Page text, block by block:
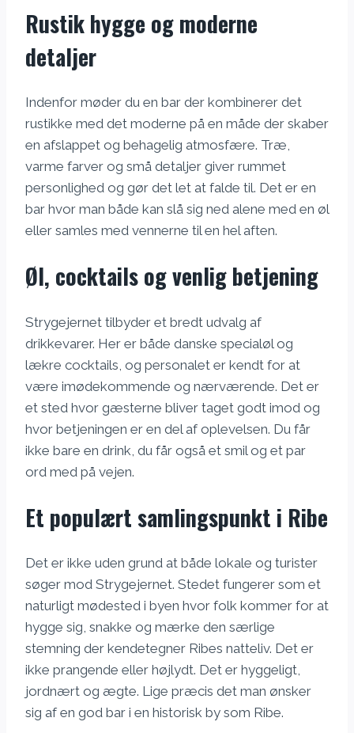
Rustik hygge og moderne
detaljer
Indenfor møder du en bar der kombinerer det
rustikke med det moderne på en måde der skaber
en afslappet og behagelig atmosfære. Træ,
varme farver og små detaljer giver rummet
personlighed og gør det let at falde til. Det er en
bar hvor man både kan slå sig ned alene med en øl
eller samles med vennerne til en hel aften.
Øl, cocktails og venlig betjening
Strygejernet tilbyder et bredt udvalg af
drikkevarer. Her er både danske specialøl og
lækre cocktails, og personalet er kendt for at
være imødekommende og nærværende. Det er
et sted hvor gæsterne bliver taget godt imod og
hvor betjeningen er en del af oplevelsen. Du får
ikke bare en drink, du får også et smil og et par
ord med på vejen.
Et populært samlingspunkt i Ribe
Det er ikke uden grund at både lokale og turister
søger mod Strygejernet. Stedet fungerer som et
naturligt mødested i byen hvor folk kommer for at
hygge sig, snakke og mærke den særlige
stemning der kendetegner Ribes natteliv. Det er
ikke prangende eller højlydt. Det er hyggeligt,
jordnært og ægte. Lige præcis det man ønsker
sig af en god bar i en historisk by som Ribe.